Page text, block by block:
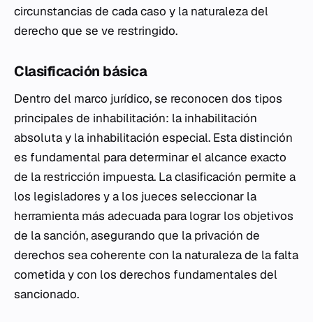
circunstancias de cada caso y la naturaleza del
derecho que se ve restringido.
Clasificación básica
Dentro del marco jurídico, se reconocen dos tipos
principales de inhabilitación: la inhabilitación
absoluta y la inhabilitación especial. Esta distinción
es fundamental para determinar el alcance exacto
de la restricción impuesta. La clasificación permite a
los legisladores y a los jueces seleccionar la
herramienta más adecuada para lograr los objetivos
de la sanción, asegurando que la privación de
derechos sea coherente con la naturaleza de la falta
cometida y con los derechos fundamentales del
sancionado.